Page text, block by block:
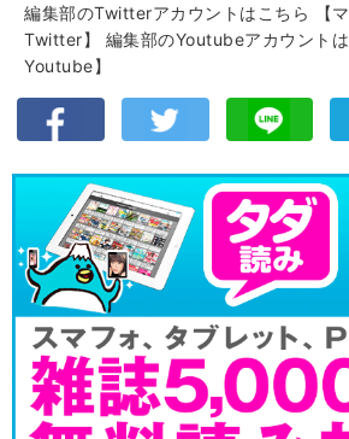
編集部のTwitterアカウントはこちら
【
Twitter】
編集部のYoutubeアカウント
Youtube】